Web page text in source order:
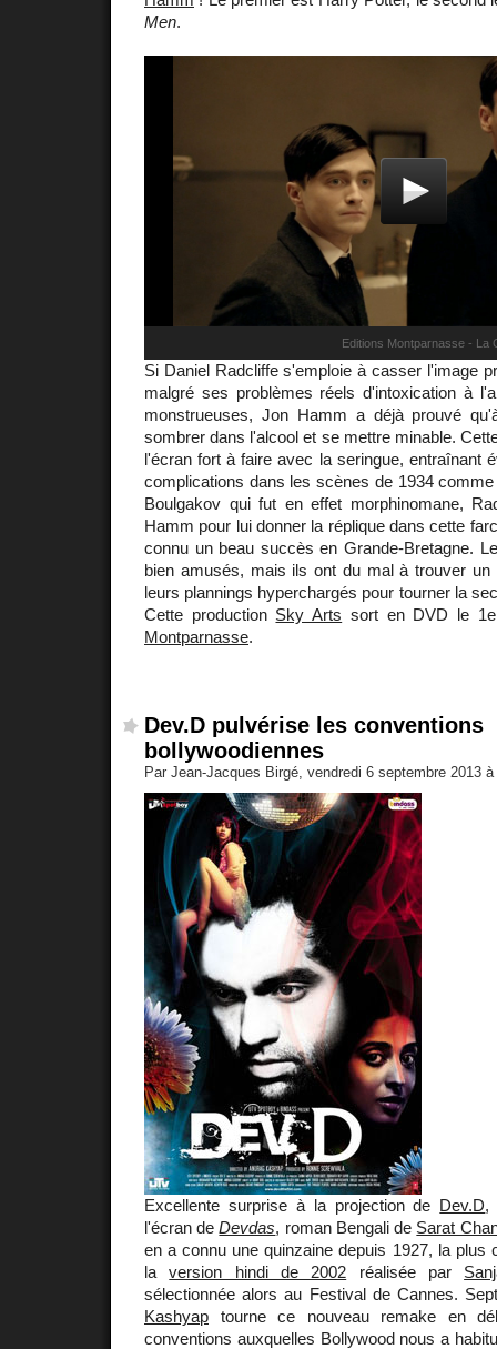
Men.
Si Daniel Radcliffe s'emploie à casser l'image
malgré ses problèmes réels d'intoxication à
monstrueuses, Jon Hamm a déjà prouvé
sombrer dans l'alcool et se mettre minable.
l'écran fort à faire avec la seringue, entraînant
complications dans les scènes de 1934
Boulgakov qui fut en effet morphinomane,
Hamm pour lui donner la réplique dans cette
connu un beau succès en Grande-Bretagne.
bien amusés, mais ils ont du mal à trouver un
leurs plannings hyperchargés pour tourner la
Cette production Sky Arts sort en DVD le
Montparnasse.
Dev.D pulvérise les conventions
bollywoodiennes
Par Jean-Jacques Birgé, vendredi 6 septembre 2013
Excellente surprise à la projection de Dev.D,
l'écran deDevdas, roman Bengali de Sarat
en a connu une quinzaine depuis 1927, la plus
laversion hindi de 2002 réalisée par
sélectionnée alors au Festival de Cannes.
Kashyap tourne ce nouveau remake en
conventions auxquelles Bollywood nous a